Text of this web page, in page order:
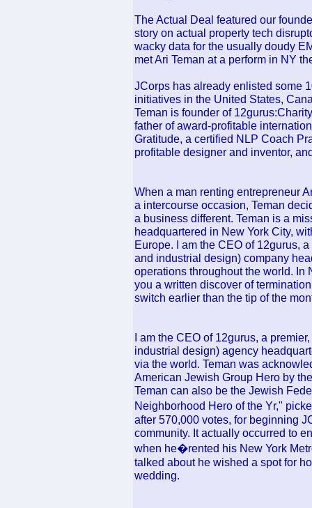
The Actual Deal featured our
story on actual property tech
wacky data for the usually doudy
met Ari Teman at a perform in NY
JCorps has already enlisted some
initiatives in the United States,
Teman is founder of
father of award-profitable
Gratitude, a certified NLP Coach
profitable designer and inventor,
When a man renting entrepreneur
a intercourse occasion, Teman
a business different. Teman is a
headquartered in New York City,
Europe. I am the CEO of 12gurus,
and industrial design) company
operations throughout the world. In
you a written discover of
switch earlier than the tip of the
I am the CEO of 12gurus, a
industrial design) agency
via the world. Teman was
American Jewish Group Hero by
Teman can also be the Jewish
Neighborhood Hero of the Yr,"
after 570,000 votes, for beginning
community. It actually occurred to
when he�rented his New York
talked about he wished a spot for
wedding.